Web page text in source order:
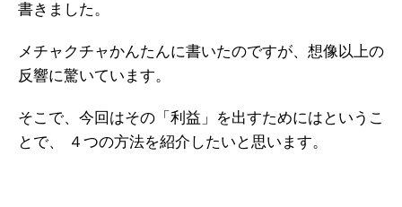
マーケティング塾
書籍
書きました。
メチャクチャかんたんに書いたのですが、想像以上の
反響に驚いています。
そこで、今回はその「利益」を出すためにはというこ
とで、
４つの方法を紹介したいと思います。